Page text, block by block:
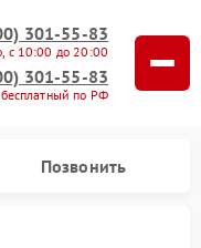
301-55-83
с 10:00 до 20:00
301-55-83
по РФ
Позвонить